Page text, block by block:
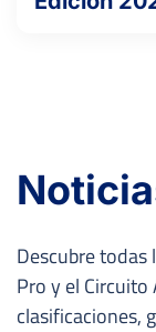
Descubre todas
Pro y el Circuito
clasificaciones,